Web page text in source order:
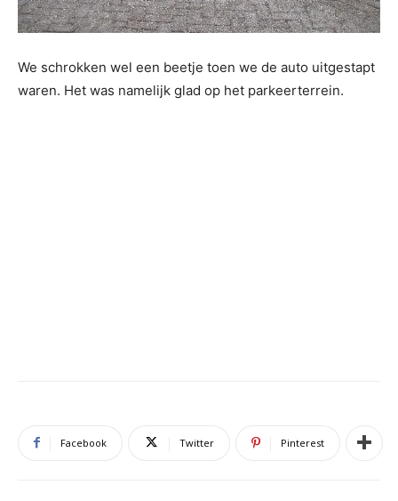
We schrokken wel een beetje toen we de auto uitgestapt
waren. Het was namelijk glad op het parkeerterrein.
Facebook Twitter Pinterest